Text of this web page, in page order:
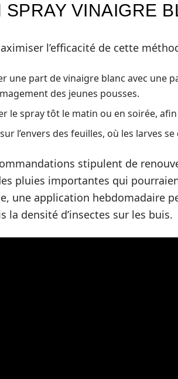
SPRAY VINAIGRE
l’efficacité de cette
une part de vinaigre blanc avec une
des jeunes pousses.
le spray tôt le matin ou en soirée,
l’envers des feuilles, où les larves
stipulent de
pluies importantes qui
une application hebdomadaire
la densité d’insectes sur les buis.